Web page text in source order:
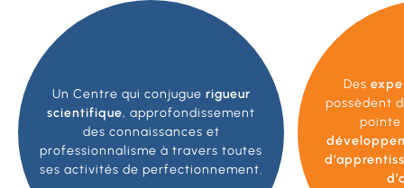
Un Centre qui conjugue rigueur
scientifique, approfondissement
des connaissances et
professionnalisme à travers toutes
ses activités de perfectionnement.
Des
possèdent
pointe